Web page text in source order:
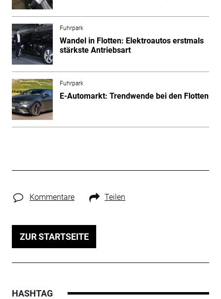
Fuhrpark
Wandel in Flotten: Elektroautos erstmals
stärkste Antriebsart
Fuhrpark
E-Automarkt: Trendwende bei den Flotten
Kommentare Teilen
ZUR STARTSEITE
HASHTAG